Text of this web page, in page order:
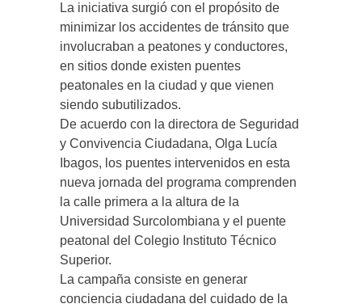
La iniciativa surgió con el propósito de
minimizar los accidentes de tránsito que
involucraban a peatones y conductores,
en sitios donde existen puentes
peatonales en la ciudad y que vienen
siendo subutilizados.
De acuerdo con la directora de Seguridad
y Convivencia Ciudadana, Olga Lucía
Ibagos, los puentes intervenidos en esta
nueva jornada del programa comprenden
la calle primera a la altura de la
Universidad Surcolombiana y el puente
peatonal del Colegio Instituto Técnico
Superior.
La campaña consiste en generar
conciencia ciudadana del cuidado de la